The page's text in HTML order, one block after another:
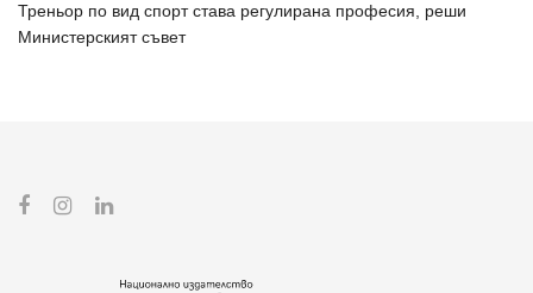
Треньор по вид спорт става регулирана професия, реши
Министерският съвет